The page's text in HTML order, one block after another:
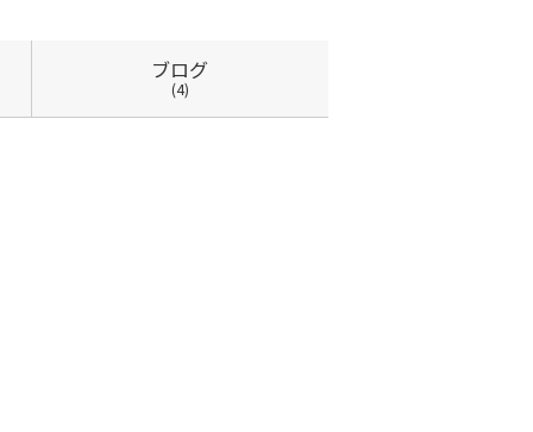
ブログ
(4)